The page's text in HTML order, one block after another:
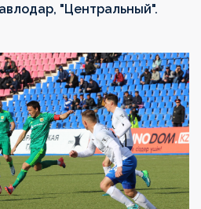
"Центральный".